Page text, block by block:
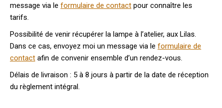
message via le formulaire de contact pour connaître les
tarifs.
Possibilité de venir récupérer la lampe à l’atelier, aux Lilas.
Dans ce cas, envoyez moi un message via le formulaire de
contact afin de convenir ensemble d’un rendez-vous.
Délais de livraison : 5 à 8 jours à partir de la date de réception
du règlement intégral.